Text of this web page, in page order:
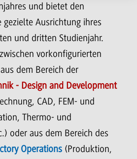
und bietet den
gezielte Ausrichtung ihres
und dritten Studienjahr.
vorkonfigurierten
dem Bereich der
- Design and Development
CAD, FEM- und
Thermo- und
oder aus dem Bereich des
Operations (Produktion,